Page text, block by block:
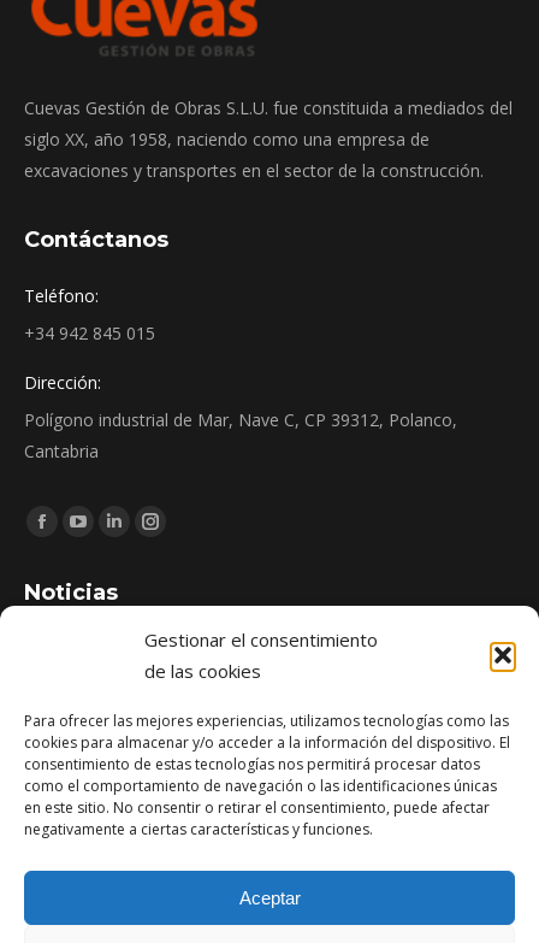
Gestionar el consentimiento
de las cookies
Para ofrecer las mejores experiencias, utilizamos tecnologías como las
cookies para almacenar y/o acceder a la información del dispositivo. El
consentimiento de estas tecnologías nos permitirá procesar datos
como el comportamiento de navegación o las identificaciones únicas
en este sitio. No consentir o retirar el consentimiento, puede afectar
negativamente a ciertas características y funciones.
Aceptar
Cuevas Gestión de Obras S.L.U. fue constituida a mediados del
siglo XX, año 1958, naciendo como una empresa de
excavaciones y transportes en el sector de la construcción.
Contáctanos
Teléfono:
+34 942 845 015
Dirección:
Polígono industrial de Mar, Nave C, CP 39312, Polanco,
Cantabria
Encuéntranos en:
Facebook
opens
YouTube
opens
Linkedin
opens
Instagram
in
new
Noticias
Zona de Juegos Infantiles de Pomaluengo: construcción e
instalación de espacio público en Cantabria
abril 21, 2026
Reforma del edificio de oficinas Lagunilla (SCS) en Santander
diciembre 1, 2025